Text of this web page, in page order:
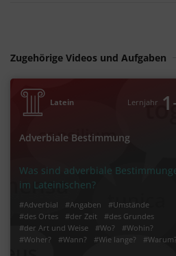
Zugehörige Videos und Aufgaben
Latein Lernjahr 1
Adverbiale Bestimmung
Was sind adverbiale
im Lateinischen?
#Adverbial #Angaben
#Umstände
#des Ortes
#der Zeit
#des Grundes
#der Art und Weise
#Wo?
#Wohin?
#Woher?
#Wann? #Wie lange?
#Warum?